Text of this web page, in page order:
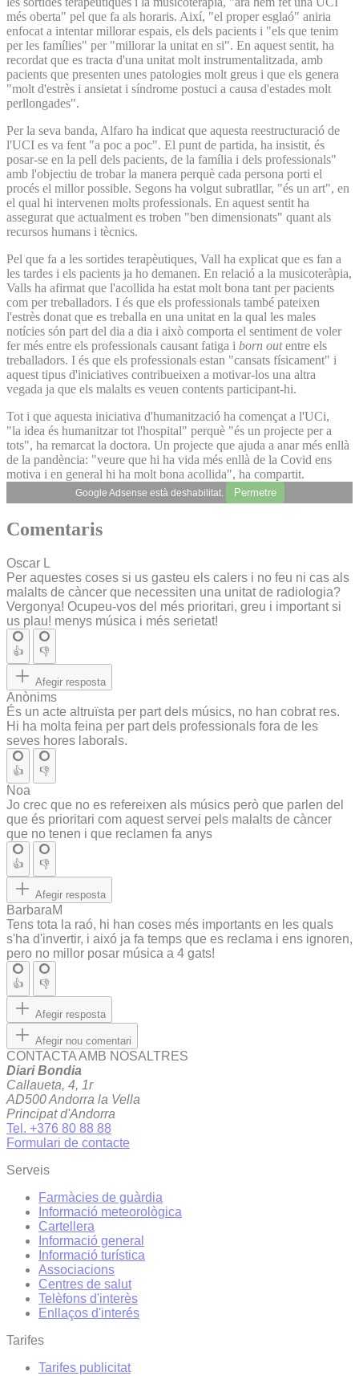
més oberta" pel que fa als horaris. Així, "el proper esglaó" aniria
enfocat a intentar millorar espais, els dels pacients i "els que tenim
per les famílies" per "millorar la unitat en si". En aquest sentit, ha
recordat que es tracta d'una unitat molt instrumentalitzada, amb
pacients que presenten unes patologies molt greus i que els genera
"molt d'estrès i ansietat i síndrome postuci a causa d'estades molt
perllongades".
Per la seva banda, Alfaro ha indicat que aquesta reestructuració de
l'UCI es va fent "a poc a poc". El punt de partida, ha insistit, és
posar-se en la pell dels pacients, de la família i dels professionals"
amb l'objectiu de trobar la manera perquè cada persona porti el
procés el millor possible. Segons ha volgut subratllar, "és un art", en
el qual hi intervenen molts professionals. En aquest sentit ha
assegurat que actualment es troben "ben dimensionats" quant als
recursos humans i tècnics.
Pel que fa a les sortides terapèutiques, Vall ha explicat que es fan a
les tardes i els pacients ja ho demanen. En relació a la musicoteràpia,
Valls ha afirmat que l'acollida ha estat molt bona tant per pacients
com per treballadors. I és que els professionals també pateixen
l'estrès donat que es treballa en una unitat en la qual les males
notícies són part del dia a dia i això comporta el sentiment de voler
fer més entre els professionals causant fatiga i born outentre els
treballadors. I és que els professionals estan "cansats físicament" i
aquest tipus d'iniciatives contribueixen a motivar-los una altra
vegada ja que els malalts es veuen contents participant-hi.
Tot i que aquesta iniciativa d'humanització ha començat a l'UCi,
"la idea és humanitzar tot l'hospital" perquè "és un projecte per a
tots", ha remarcat la doctora. Un projecte que ajuda a anar més enllà
de la pandència: "veure que hi ha vida més enllà de la Covid ens
motiva i en general hi ha molt bona acollida", ha compartit.
Google Adsense està deshabilitat. Permetre
Comentaris
Oscar L
Per aquestes coses si us gasteu els calers i no feu ni cas als
malalts de càncer que necessiten una unitat de radiologia?
Vergonya! Ocupeu-vos del més prioritari, greu i important si
us plau! menys música i més serietat!
👍 👎
Afegir resposta
Anònims
És un acte altruïsta per part dels músics, no han cobrat res.
Hi ha molta feina per part dels professionals fora de les
seves hores laborals.
👍 👎
Noa
Jo crec que no es refereixen als músics però que parlen del
que és prioritari com aquest servei pels malalts de càncer
que no tenen i que reclamen fa anys
👍 👎
Afegir resposta
BarbaraM
Tens tota la raó, hi han coses més importants en les quals
s'ha d'invertir, i aixó ja fa temps que es reclama i ens ignoren,
pero no millor posar música a 4 gats!
👍 👎
Afegir resposta
Afegir nou comentari
CONTACTA AMB NOSALTRES
Diari Bondia
Callaueta, 4, 1r
AD500 Andorra la Vella
Principat d'Andorra
Tel. +376 80 88 88
Formulari de contacte
Serveis
Farmàcies de guàrdia
Informació meteorològica
Cartellera
Informació general
Informació turística
Associacions
Centres de salut
Telèfons d'interès
Enllaços d'interés
Tarifes
Tarifes publicitat